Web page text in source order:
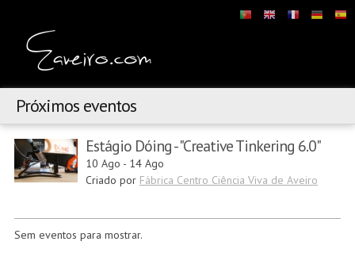
Próximos eventos
Estágio Dóing - "Creative Tinkering 6.0"
10 Ago - 14 Ago
Criado por Fábrica Centro Ciência Viva de Aveiro
Sem eventos para mostrar.